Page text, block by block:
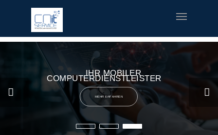
fred meyer gift card
fusion coupons build a bear printable coupon 10
rush music
special welcome coupon
IHR MOBILER
COMPUTERDIENSTLEISTER
MEHR ERFAHREN